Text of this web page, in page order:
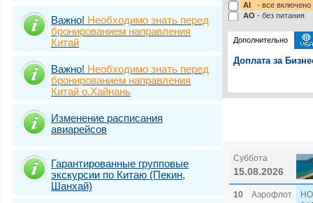
Важно! Необходимо знать перед
бронированием направления
Китай
Важно! Необходимо знать перед
бронированием направления
Китай о.Хайнань
Изменение расписания
авиарейсов
Гарантированные групповые
экскурсии по Китаю (Пекин,
Шанхай)
AI
- все включено
AO - без питания
Дополнительно
Доплата за
Подробнее о визе
Суббота
15.08.2026
10 Аэрофлот